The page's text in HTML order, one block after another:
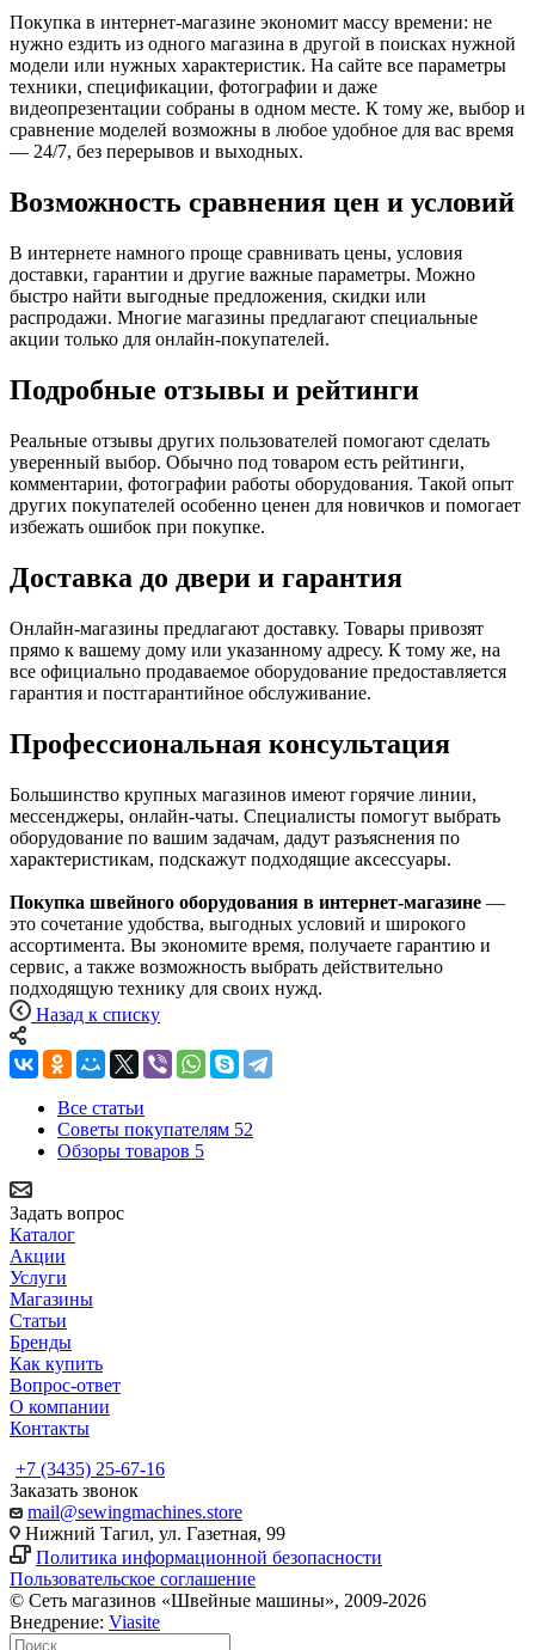
Покупка в интернет-магазине экономит массу времени: не
нужно ездить из одного магазина в другой в поисках нужной
модели или нужных характеристик. На сайте все параметры
техники, спецификации, фотографии и даже
видеопрезентации собраны в одном месте. К тому же, выбор и
сравнение моделей возможны в любое удобное для вас время
— 24/7, без перерывов и выходных.
Возможность сравнения цен и условий
В интернете намного проще сравнивать цены, условия
доставки, гарантии и другие важные параметры. Можно
быстро найти выгодные предложения, скидки или
распродажи. Многие магазины предлагают специальные
акции только для онлайн-покупателей.
Подробные отзывы и рейтинги
Реальные отзывы других пользователей помогают сделать
уверенный выбор. Обычно под товаром есть рейтинги,
комментарии, фотографии работы оборудования. Такой опыт
других покупателей особенно ценен для новичков и помогает
избежать ошибок при покупке.
Доставка до двери и гарантия
Онлайн-магазины предлагают доставку. Товары привозят
прямо к вашему дому или указанному адресу. К тому же, на
все официально продаваемое оборудование предоставляется
гарантия и постгарантийное обслуживание.
Профессиональная консультация
Большинство крупных магазинов имеют горячие линии,
мессенджеры, онлайн-чаты. Специалисты помогут выбрать
оборудование по вашим задачам, дадут разъяснения по
характеристикам, подскажут подходящие аксессуары.
Покупка швейного оборудования в интернет-магазине —
это сочетание удобства, выгодных условий и широкого
ассортимента. Вы экономите время, получаете гарантию и
сервис, а также возможность выбрать действительно
подходящую технику для своих нужд.
Назад к списку
Все статьи
Советы покупателям 52
Обзоры товаров 5
Задать вопрос
Каталог
Акции
Услуги
Магазины
Статьи
Бренды
Как купить
Вопрос-ответ
О компании
Контакты
+7 (3435) 25-67-16
Заказать звонок
mail@sewingmachines.store
Нижний Тагил, ул. Газетная, 99
Политика информационной безопасности
Пользовательское соглашение
© Сеть магазинов «Швейные машины», 2009-2026
Внедрение: Viasite